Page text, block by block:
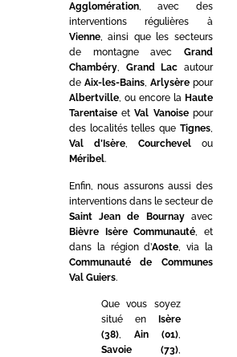
Agglomération, avec des
interventions régulières à
Vienne, ainsi que les secteurs
de montagne avec Grand
Chambéry, Grand Lac autour
de Aix-les-Bains, Arlysèrepour
Albertville, ou encore la Haute
TarentaiseetVal Vanoisepour
des localités telles que Tignes,
Val d’Isère, Courchevelou
Méribel.
Enfin, nous assurons aussi des
interventions dans le secteur de
Saint Jean de Bournayavec
Bièvre Isère Communauté , et
dans la région d’Aoste , via la
Communauté de Communes
Val Guiers.
Que vous soyez
situé en
Isère
(38), Ain (01),
Savoie (73),